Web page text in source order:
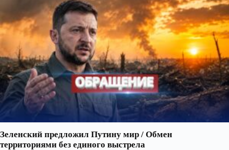
Зеленский предложил Путину мир / Обмен
территориями без единого выстрела